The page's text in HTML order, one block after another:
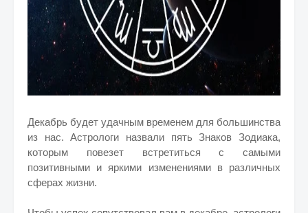
Декабрь будет удачным временем для большинства
из нас. Астрологи назвали пять Знаков Зодиака,
которым повезет встретиться с самыми
позитивными и яркими изменениями в различных
сферах жизни.